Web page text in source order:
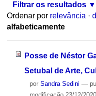
Filtrar os resultados
Ordenar por relevância ·
alfabeticamente
Posse de Néstor
Setubal de Arte,
por Sandra Sedini —